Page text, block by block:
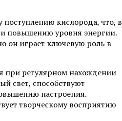
поступлению кислорода, что, в
и повышению уровня энергии.
он играет ключевую роль в
при регулярном нахождении
свет, способствуют
настроения.
творческому восприятию